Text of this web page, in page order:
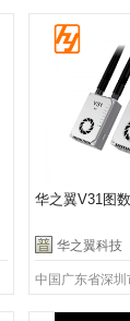
华之翼V31图
华之翼科技
中国广东省深圳